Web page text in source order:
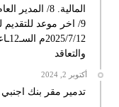
المالية. 8/
9/ اخر موعد
والتعاقد
أكتوبر 2, 2024
تدمير مقر بنك